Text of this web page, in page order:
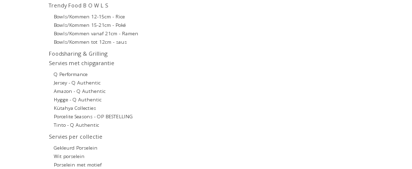
Trendy Food B O W L S
Bowls/Kommen 12-15cm - Rice
Bowls/Kommen 15-21cm - Poké
Bowls/Kommen vanaf 21cm - Ramen
Bowls/Kommen tot 12cm - saus
Foodsharing & Grilling
Servies met chipgarantie
Q Performance
Jersey - Q Authentic
Amazon - Q Authentic
Hygge - Q Authentic
Kütahya Collecties
Porcelite Seasons - OP BESTELLING
Tinto - Q Authentic
Servies per collectie
Gekleurd Porselein
Wit porselein
Porselein met motief